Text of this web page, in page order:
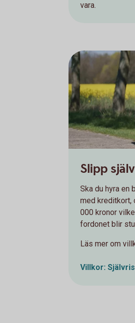
vara.
Slipp
Ska du hyra en
med kreditkort,
000 kronor
fordonet blir
Läs mer om
Villkor: